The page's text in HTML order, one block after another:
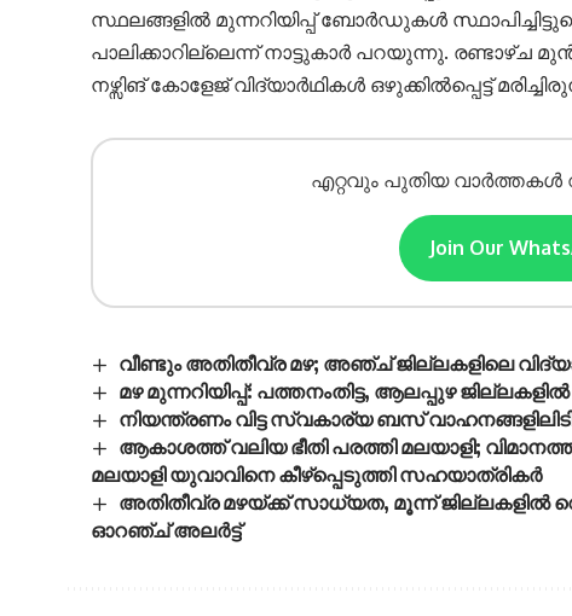
സ്ഥലങ്ങളിൽ മുന്നറിയിപ്പ് ബോർഡുകൾ
പാലിക്കാറില്ലെന്ന് നാട്ടുകാർ പറയുന്നു.
നഴ്സിങ് കോളേജ് വിദ്യാർഥികൾ ഒഴുക്കിൽപ്പെട്ട്
എറ്റവും പുതിയ വാർത്തകൾ
Join Our
വീണ്ടും അതിതീവ്ര മഴ; അഞ്ച് ജില്ലകളിലെ
മഴ മുന്നറിയിപ്പ്: പത്തനംതിട്ട, ആലപ്പുഴ
നിയന്ത്രണം വിട്ട സ്വകാര്യ ബസ്
ആകാശത്ത് വലിയ ഭീതി പരത്തി മലയാളി;
മലയാളി യുവാവിനെ കീഴ്‌പ്പെടുത്തി സഹയാത്രികര്‍
അതിതീവ്ര മഴയ്ക്ക് സാധ്യത, മൂന്ന് ജില്ലകളിൽ
ഓറഞ്ച് അലർട്ട്